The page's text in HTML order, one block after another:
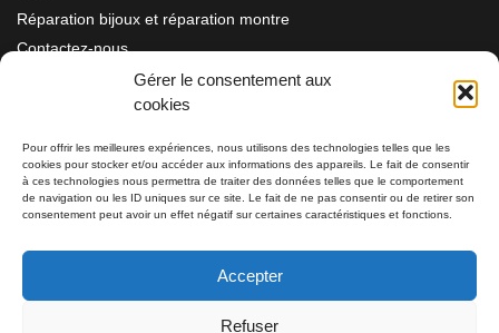
Gérer le consentement aux
cookies
Pour offrir les meilleures expériences, nous utilisons des technologies telles que les
cookies pour stocker et/ou accéder aux informations des appareils. Le fait de consentir
à ces technologies nous permettra de traiter des données telles que le comportement
de navigation ou les ID uniques sur ce site. Le fait de ne pas consentir ou de retirer son
consentement peut avoir un effet négatif sur certaines caractéristiques et fonctions.
Accepter
Refuser
Réparation bijoux et réparation montre
Contactez-nous
Information
Bijouterie SIAUD11 rue Masséna 06000 NICE
Tél: 04 93 82 29 34 / 09 78 81 68 81